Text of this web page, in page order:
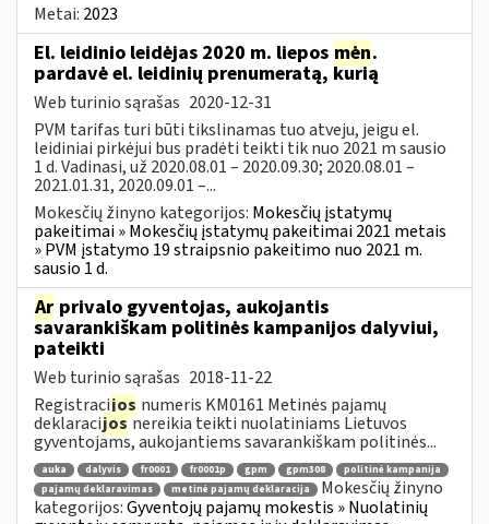
Metai: 2023
El. leidinio leidėjas 2020 m. liepos mėn.
pardavė el. leidinių prenumeratą, kurią
Web turinio sąrašas 2020-12-31
PVM tarifas turi būti tikslinamas tuo atveju, jeigu el.
leidiniai pirkėjui bus pradėti teikti tik nuo 2021 m sausio
1 d. Vadinasi, už 2020.08.01 – 2020.09.30; 2020.08.01 –
2021.01.31, 2020.09.01 –...
Mokesčių žinyno kategorijos: Mokesčių įstatymų
pakeitimai » Mokesčių įstatymų pakeitimai 2021 metais
» PVM įstatymo 19 straipsnio pakeitimo nuo 2021 m.
sausio 1 d.
Ar privalo gyventojas, aukojantis
savarankiškam politinės kampanijos dalyviui,
pateikti
Web turinio sąrašas 2018-11-22
Registracijos numeris KM0161 Metinės pajamų
deklaracijosnereikia teikti nuolatiniams Lietuvos
gyventojams, aukojantiems savarankiškam politinės...
auka dalyvis fr0001 fr0001p gpm gpm308
politinė kampanija
pajamų deklaravimas
metinė pajamų deklaracija
Mokesčių žinyno
kategorijos:Gyventojų pajamų mokestis » Nuolatinių